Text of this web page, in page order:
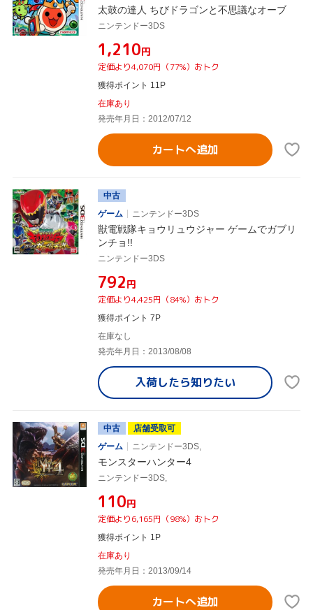
太鼓の達人 ちびドラゴンと不思議なオーブ
ニンテンドー3DS
¥1,210円
定価より4,070円（77%）おトク
獲得ポイント 11P
在庫あり
発売年月日：2012/07/12
カートへ追加
中古
ゲーム
ニンテンドー3DS
獣電戦隊キョウリュウジャー ゲームでガブリ
ンチョ!!
ニンテンドー3DS
¥792円
定価より4,425円（84%）おトク
獲得ポイント 7P
在庫なし
発売年月日：2013/08/08
入荷したら知りたい
中古
店舗受取可
ゲーム
ニンテンドー3DS,
モンスターハンター4
ニンテンドー3DS,
¥110円
定価より6,165円（98%）おトク
獲得ポイント 1P
在庫あり
発売年月日：2013/09/14
カートへ追加